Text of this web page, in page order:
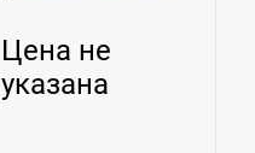
Цена не
указана